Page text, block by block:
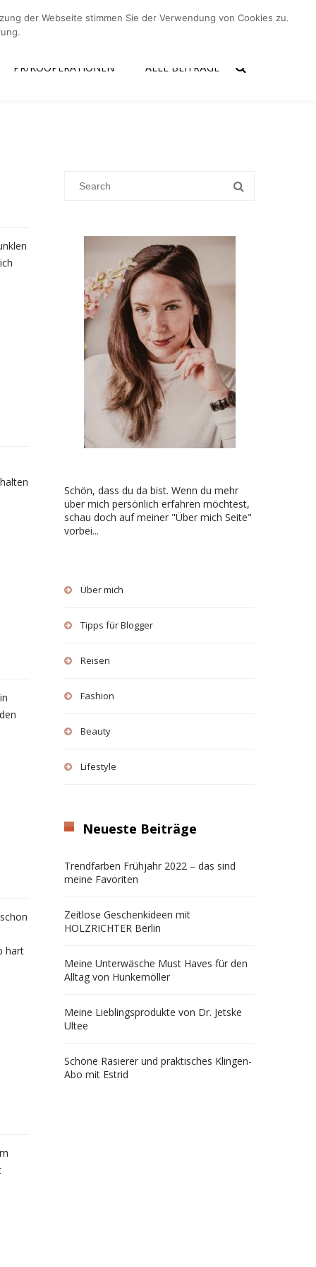
mich Kontakt PR/Kooperationen Alle Beiträge
PR/KOOPERATIONEN ALLE BEITRÄGE
hart
Schön, dass du da bist. Wenn du mehr
über mich persönlich erfahren möchtest,
schau doch auf meiner "Über mich Seite"
vorbei...
Über mich
Tipps für Blogger
Reisen
Fashion
Beauty
Lifestyle
Neueste Beiträge
Trendfarben Frühjahr 2022 – das sind
meine Favoriten
Zeitlose Geschenkideen mit
HOLZRICHTER Berlin
Meine Unterwäsche Must Haves für den
Alltag von Hunkemöller
Meine Lieblingsprodukte von Dr. Jetske
Ultee
Schöne Rasierer und praktisches Klingen-
Abo mit Estrid
der Webseite stimmen Sie der Verwendung von Cookies zu.